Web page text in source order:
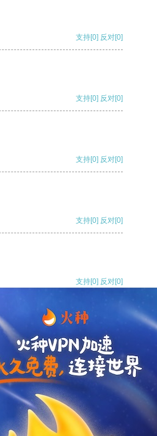
支持[0] 反对[0]
支持[0] 反对[0]
支持[0] 反对[0]
支持[0] 反对[0]
支持[0] 反对[0]
支持[0] 反对
支持